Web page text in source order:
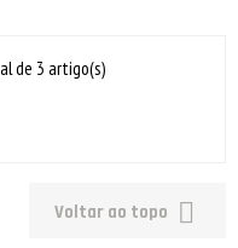
de 3 artigo(s)
Voltar ao topo 